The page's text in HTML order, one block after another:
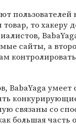
пользователей
то хакеру
сайты, а
BabaYaga умеет
связаны со
большая